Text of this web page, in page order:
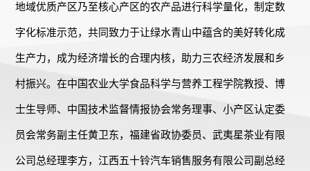
地域优质产区乃至核心产区的农产品进行科学量化，制定数
字化标准示范，共同致力于让绿水青山中蕴含的美好转化成
生产力，成为经济增长的合理内核，助力三农经济发展和乡
村振兴。在中国农业大学食品科学与营养工程学院教授、博
士生导师、中国技术监督情报协会常务理事、小产区认定委
员会常务副主任黄卫东，福建省政协委员、武夷星茶业有限
公司总经理李方，江西五十铃汽车销售服务有限公司副总经